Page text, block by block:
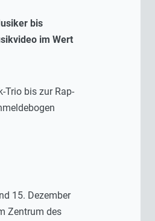
bis
im Wert
Trio bis zur Rap-
15. Dezember
Zentrum des